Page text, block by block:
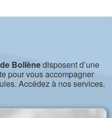
Bollènedisposent d’une
pour vous accompagner
Accédez à nos services.